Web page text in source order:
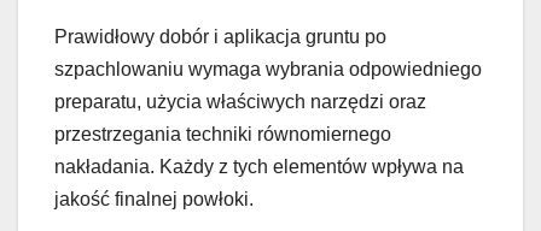
Prawidłowy dobór i aplikacja gruntu po
szpachlowaniu wymaga wybrania odpowiedniego
preparatu, użycia właściwych narzędzi oraz
przestrzegania techniki równomiernego
nakładania. Każdy z tych elementów wpływa na
jakość finalnej powłoki.